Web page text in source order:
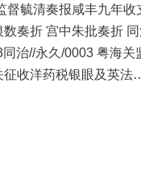
督毓清奏报咸丰九年收
奏折 宫中朱批奏折
治//永久/0003 粤海关
征收洋药税银眼及英法